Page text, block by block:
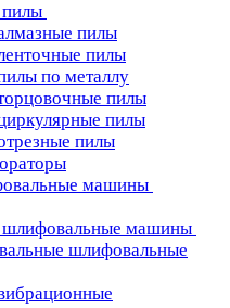
пилы
пилы
пилы
по металлу
пилы
пилы
пилы
машины
шлифовальные машины
шлифовальные